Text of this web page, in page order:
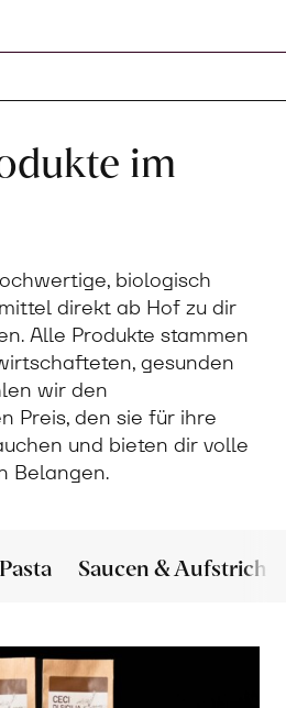
im Warenkorb
im
biologisch
direkt ab Hof zu dir
Alle Produkte stammen
gesunden
wir den
Preis, den sie für ihre
und bieten dir volle
Belangen.
Pasta Saucen & Aufstriche